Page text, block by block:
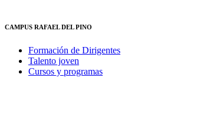
CAMPUS RAFAEL DEL PINO
Formación de Dirigentes
Talento joven
Cursos y programas